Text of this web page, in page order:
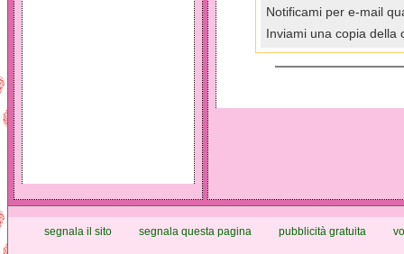
Notificami per e-mail
Inviami una copia della
segnala il sito segnala questa pagina pubblicità gratuita